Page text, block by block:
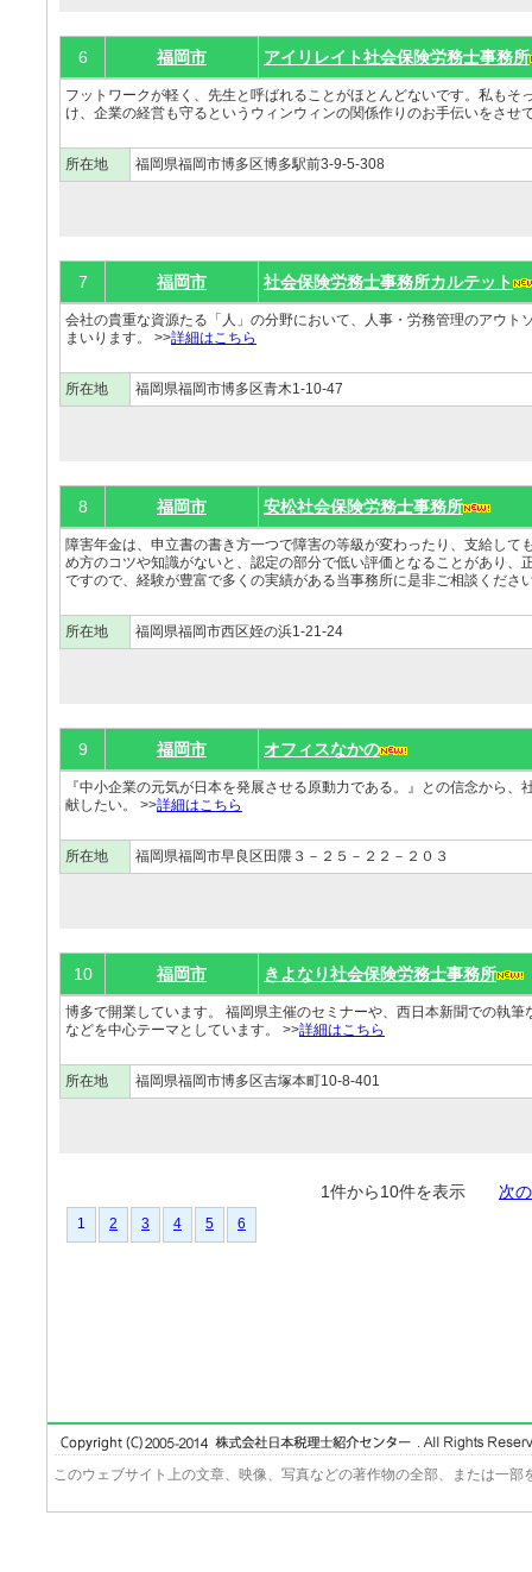
6 福岡市 アイリレイト社会保険労務士事務所
フットワークが軽く、先生と呼ばれることがほとんどないです。私もそ
け、企業の経営も守るというウィンウィンの関係作りのお手伝いをさせ
所在地 福岡県福岡市博多区博多駅前3-9-5-308
7 福岡市 社会保険労務士事務所カルテット
会社の貴重な資源たる「人」の分野において、人事・労務管理のアウト
まいります。 >>詳細はこちら
所在地 福岡県福岡市博多区青木1-10-47
8 福岡市 安松社会保険労務士事務所
障害年金は、申立書の書き方一つで障害の等級が変わったり、支給して
め方のコツや知識がないと、認定の部分で低い評価となることがあり、
ですので、経験が豊富で多くの実績がある当事務所に是非ご相談くださ
所在地 福岡県福岡市西区姪の浜1-21-24
9 福岡市 オフィスなかの
『中小企業の元気が日本を発展させる原動力である。』との信念から
献したい。 >>詳細はこちら
所在地 福岡県福岡市早良区田隈３－２５－２２－２０３
10 福岡市 きよなり社会保険労務士事務所
博多で開業しています。 福岡県主催のセミナーや、西日本新聞での執
などを中心テーマとしています。 >>詳細はこちら
所在地 福岡県福岡市博多区吉塚本町10-8-401
1件から10件を表示 次
1 2 3 4 5 6
このウェブサイト上の文章、映像、写真などの著作物の全部、または一